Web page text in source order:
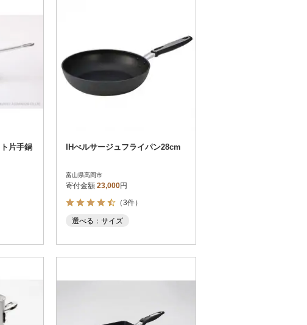
片手鍋
IHべルサージュフライパン28cm
富山県高岡市
寄付金額 23,000円
（3件）
選べる：サイズ